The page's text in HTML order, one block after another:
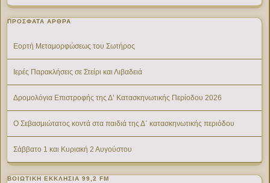
ΠΡΌΣΦΑΤΑ ΆΡΘΡΑ
Εορτή Μεταμορφώσεως του Σωτήρος
Ιερές Παρακλήσεις σε Στείρι και Λιβαδειά
Δρομολόγια Επιστροφής της Δ’ Κατασκηνωτικής Περίοδου 2026
Ο Σεβασμιώτατος κοντά στα παιδιά της Δ΄ κατασκηνωτικής περιόδου
Σάββατο 1 και Κυριακή 2 Αυγούστου
ΒΟΙΩΤΙΚΉ ΕΚΚΛΗΣΊΑ 99,2 FM